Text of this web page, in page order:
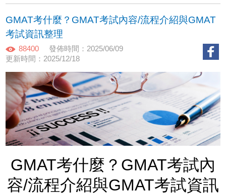
GMAT考什麼？GMAT考試內容/流程介紹與GMAT
考試資訊整理
88400
發佈時間：2025/06/09
更新時間：2025/12/18
GMAT考什麼？GMAT考試內
容/流程介紹與GMAT考試資訊